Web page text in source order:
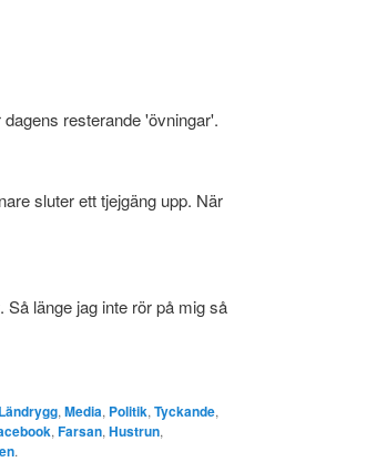
resterande 'övningar'.
sluter ett tjejgäng upp. När
länge jag inte rör på mig så
Ländrygg, Media, Politik, Tyckande,
, Farsan, Hustrun,
.